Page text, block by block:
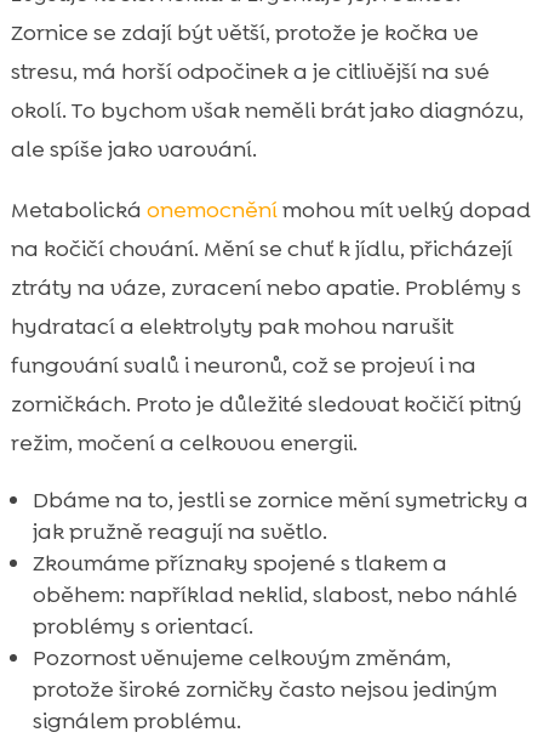
Zornice se zdají být větší, protože je kočka ve
stresu, má horší odpočinek a je citlivější na své
okolí. To bychom však neměli brát jako diagnózu,
ale spíše jako varování.
Metabolická onemocněnímohou mít velký dopad
na kočičí chování. Mění se chuť k jídlu, přicházejí
ztráty na váze, zvracení nebo apatie. Problémy s
hydratací a elektrolyty pak mohou narušit
fungování svalů i neuronů, což se projeví i na
zorničkách. Proto je důležité sledovat kočičí pitný
režim, močení a celkovou energii.
Dbáme na to, jestli se zornice mění symetricky a
jak pružně reagují na světlo.
Zkoumáme příznaky spojené s tlakem a
oběhem: například neklid, slabost, nebo náhlé
problémy s orientací.
Pozornost věnujeme celkovým změnám,
protože široké zorničky často nejsou jediným
signálem problému.